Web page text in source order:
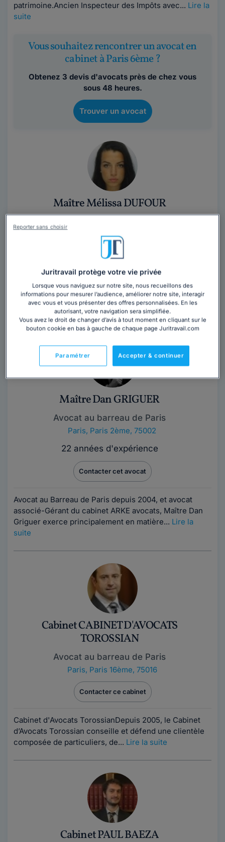
patrimoine.Ancien Inspecteur des Impôts avec... Lire la
suite
Vous souhaitez rencontrer un avocat en
cabinet à Paris 6ème ?
Obtenez 3 devis d'avocats près de chez vous
sous 48 heures.
Trouver un avocat
Maître Mélissa DUFOUR
Paris 8ème, 75008
Contacter cet avocat
Maître Mélissa DUFOUR s'attache à défendre toute
personne la sollicitant avec implication, combativité,
technicité, disponibilité et...Lire la suite
Maître Dan GRIGUER
Avocat au barreau de Paris
Paris, Paris 2ème, 75002
22 années d'expérience
Contacter cet avocat
Avocat au Barreau de Paris depuis 2004, et avocat
associé-Gérant du cabinet ARKE avocats, Maître Dan
Griguer exerce principalement en matière... Lire la
suite
Cabinet CABINET D'AVOCATS
TOROSSIAN
Avocat au barreau de Paris
Paris, Paris 16ème, 75016
Contacter ce cabinet
Cabinet d'Avocats TorossianDepuis 2005, le Cabinet
d’Avocats Torossian conseille et défend une clientèle
composée de particuliers, de... Lire la suite
Cabinet PAUL BAEZA
Juritravail protège votre vie privée
Lorsque vous naviguez sur notre site, nous recueillons des
informations pour mesurer l’audience, améliorer notre site, interagir
avec vous et vous présenter des offres personnalisées. En les
autorisant, votre navigation sera simplifiée.
Vous avez le droit de changer d’avis à tout moment en cliquant sur le
bouton cookie en bas à gauche de chaque page Juritravail.com
Accepter & continuer
Paramétrer
Reporter sans choisir